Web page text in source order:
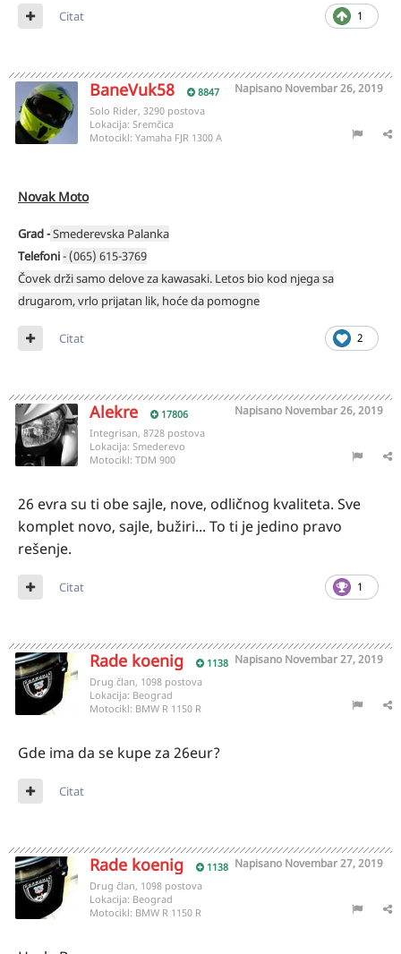
1
Citat
BaneVuk58 8847 Napisano Novembar 26, 2019
Solo Rider, 3290 postova
Lokacija: Sremčica
Motocikl: Yamaha FJR 1300 A
Novak Moto
Grad -Smederevska Palanka
Telefoni- (065) 615-3769
Čovek drži samo delove za kawasaki. Letos bio kod njega sa
drugarom, vrlo prijatan lik, hoće da pomogne
2
Citat
Alekre 17806 Napisano Novembar 26, 2019
Integrisan, 8728 postova
Lokacija: Smederevo
Motocikl: TDM 900
26 evra su ti obe sajle, nove, odličnog kvaliteta. Sve
komplet novo, sajle, bužiri... To ti je jedino pravo
rešenje.
1
Citat
Rade koenig 1138 Napisano Novembar 27, 2019
Drug član, 1098 postova
Lokacija: Beograd
Motocikl: BMW R 1150 R
Gde ima da se kupe za 26eur?
Citat
Rade koenig 1138 Napisano Novembar 27, 2019
Drug član, 1098 postova
Lokacija: Beograd
Motocikl: BMW R 1150 R